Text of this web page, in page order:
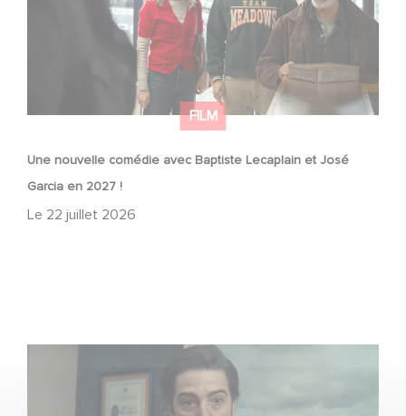
FILM
Une nouvelle comédie avec Baptiste Lecaplain et José
Garcia en 2027 !
Le 22 juillet 2026
Mexico 86, est à retrouver dès maintenant sur Netflix